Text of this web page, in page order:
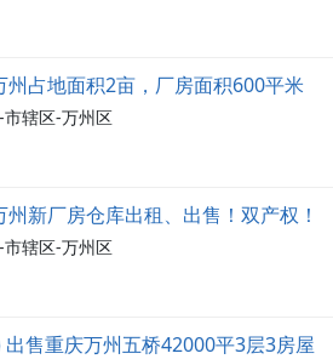
州占地面积2亩，厂房面积600平米
市辖区-万州区
州新厂房仓库出租、出售！双产权！
市辖区-万州区
出售重庆万州五桥42000平3层3房屋